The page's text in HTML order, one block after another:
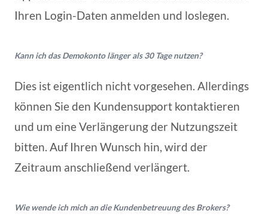
Ihren Login-Daten anmelden und loslegen.
Kann ich das Demokonto länger als 30 Tage nutzen?
Dies ist eigentlich nicht vorgesehen. Allerdings
können Sie den Kundensupport kontaktieren
und um eine Verlängerung der Nutzungszeit
bitten. Auf Ihren Wunsch hin, wird der
Zeitraum anschließend verlängert.
Wie wende ich mich an die Kundenbetreuung des Brokers?